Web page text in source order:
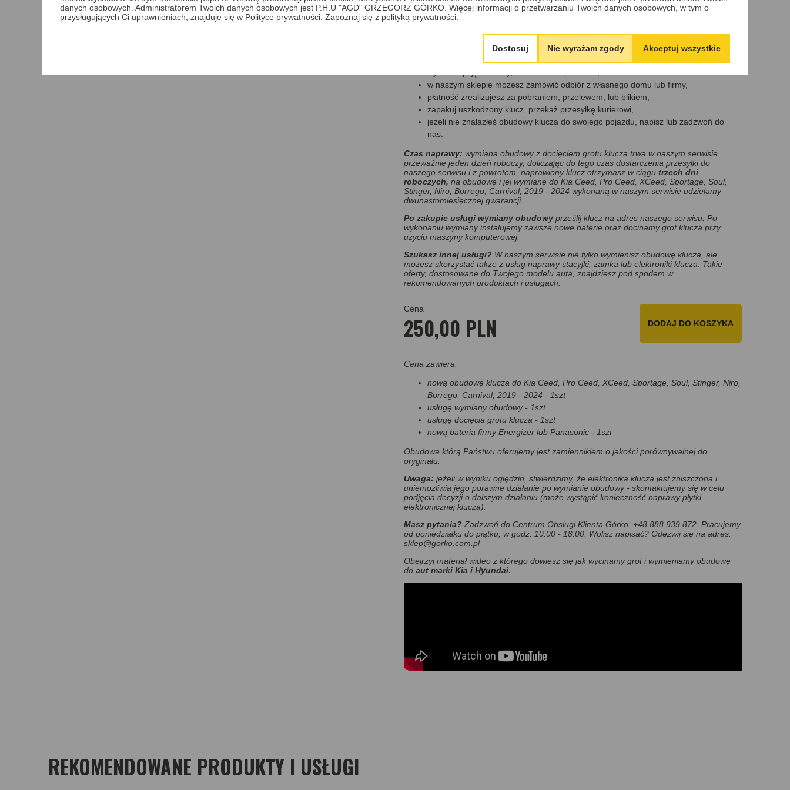
Powyższe uszkodzenia mogą spowodować brak możliwości otwarcia, zamknięcia lub
uruchomienia pojazdu.
zamów wykonanie usługi wymiany online,
w naszym sklepie możesz zamówić odbiór z własnego domu lub firmy,
płatność zrealizujesz za pobraniem, przelewem, lub blikiem,
zapakuj uszkodzony klucz, przekaż przesyłkę kurierowi,
jeżeli nie znalazłeś obudowy klucza do swojego pojazdu, napisz lub zadzwoń do
nas.
Czas naprawy: wymiana obudowy z docięciem grotu klucza trwa w naszym serwisie
przeważnie jeden dzień roboczy, doliczając do tego czas dostarczenia przesyłki do
naszego serwisu i z powrotem, naprawiony klucz otrzymasz w ciągu trzech dni
roboczych, na obudowę i jej wymianę do Kia Ceed, Pro Ceed, XCeed, Sportage, Soul,
Stinger, Niro, Borrego, Carnival, 2019 - 2024 wykonaną w naszym serwisie udzielamy
dwunastomiesięcznej gwarancji.
Po zakupie usługi wymiany obudowy prześlij klucz na adres naszego serwisu. Po
wykonaniu wymiany instalujemy zawsze nowe baterie oraz docinamy grot klucza przy
użyciu maszyny komputerowej.
Szukasz innej usługi? W naszym serwisie nie tylko wymienisz obudowę klucza, ale
możesz skorzystać także z usług naprawy stacyjki, zamka lub elektroniki klucza. Takie
oferty, dostosowane do Twojego modelu auta, znajdziesz pod spodem w
rekomendowanych produktach i usługach.
Cena
250,00 PLN DODAJ DO KOSZYKA
Cena zawiera:
nową obudowę klucza do Kia Ceed, Pro Ceed, XCeed, Sportage, Soul, Stinger, Niro,
Borrego, Carnival, 2019 - 2024 - 1szt
usługę wymiany obudowy - 1szt
usługę docięcia grotu klucza - 1szt
nową bateria firmy Energizer lub Panasonic - 1szt
Obudowa którą Państwu oferujemy jest zamiennikiem o jakości porównywalnej do
oryginału.
Uwaga: jeżeli w wyniku oględzin, stwierdzimy, że elektronika klucza jest zniszczona i
uniemożliwia jego porawne działanie po wymianie obudowy - skontaktujemy się w celu
podjęcia decyzji o dalszym działaniu (może wystąpić konieczność naprawy płytki
elektronicznej klucza).
Masz pytania? Zadzwoń do Centrum Obsługi Klienta Górko: +48 888 939 872. Pracujemy
od poniedziałku do piątku, w godz. 10:00 - 18:00. Wolisz napisać? Odezwij się na adres:
sklep@gorko.com.pl
Obejrzyj materiał wideo z którego dowiesz się jak wycinamy grot i wymieniamy obudowę
do aut marki Kia i Hyundai.
REKOMENDOWANE PRODUKTY I USŁUGI
danych osobowych. Administratorem Twoich danych osobowych jest P.H.U "AGD" GRZEGORZ GÓRKO. Więcej informacji o przetwarzaniu Twoich danych osobowych, w tym o
przysługujących Ci uprawnieniach, znajduje się w Polityce prywatności. Zapoznaj się z polityką prywatności.
Dostosuj Nie wyrażam zgody Akceptuj wszystkie